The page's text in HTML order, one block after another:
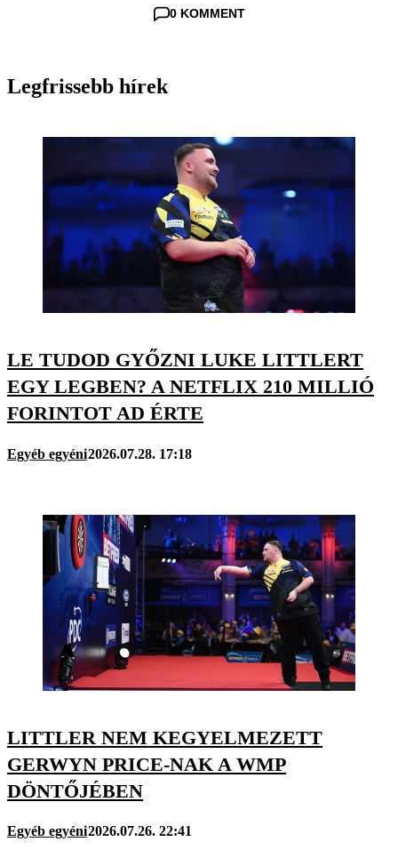
0 KOMMENT
Legfrissebb hírek
LE TUDOD GYŐZNI LUKE LITTLERT
EGY LEGBEN? A NETFLIX 210 MILLIÓ
FORINTOT AD ÉRTE
Egyéb egyéni2026.07.28. 17:18
LITTLER NEM KEGYELMEZETT
GERWYN PRICE-NAK A WMP
DÖNTŐJÉBEN
Egyéb egyéni2026.07.26. 22:41